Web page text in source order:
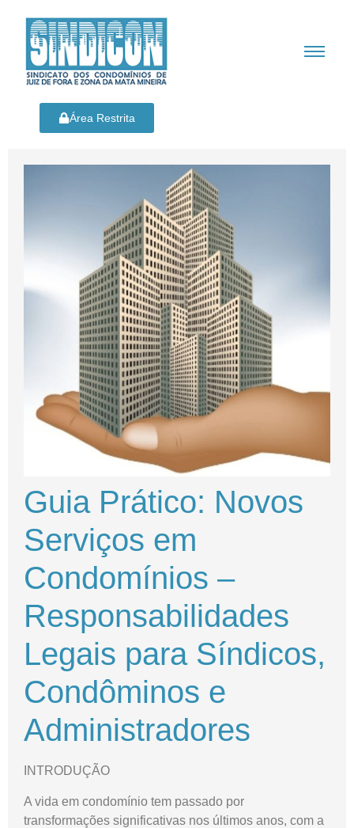
Área Restrita
Guia Prático: Novos
Serviços em
Condomínios –
Responsabilidades
Legais para Síndicos,
Condôminos e
Administradores
INTRODUÇÃO
A vida em condomínio tem passado por
transformações significativas nos últimos anos, com a